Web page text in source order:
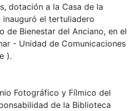
dotación a la Casa de la
el tertuliadero
de Bienestar del Anciano, en el
- Unidad de Comunicaciones
).
Fotográfico y Fílmico del
de la Biblioteca